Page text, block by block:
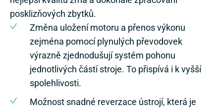
posklizňových zbytků.
Změna uložení motoru a přenos výkonu
zejména pomocí plynulých převodovek
výrazně zjednodušují systém pohonu
jednotlivých částí stroje. To přispívá i k vyšší
spolehlivosti.
Možnost snadné reverzace ústrojí, která je